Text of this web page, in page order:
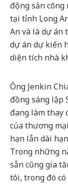
động sản công
tại tỉnh Long
An và là dự án
dự án dự kiến
diện tích nhà
Ông Jenkin
đồng sáng lập
đang làm thay
của thương
hạn lẫn dài
Trong những
sẵn cũng gia
tôi, trong đó có